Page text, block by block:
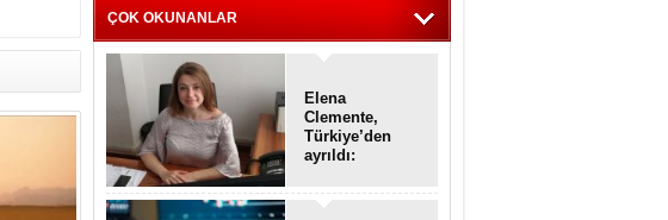
ÇOK OKUNANLAR
Elena
Clemente,
Türkiye’den
ayrıldı:
Enkaz!